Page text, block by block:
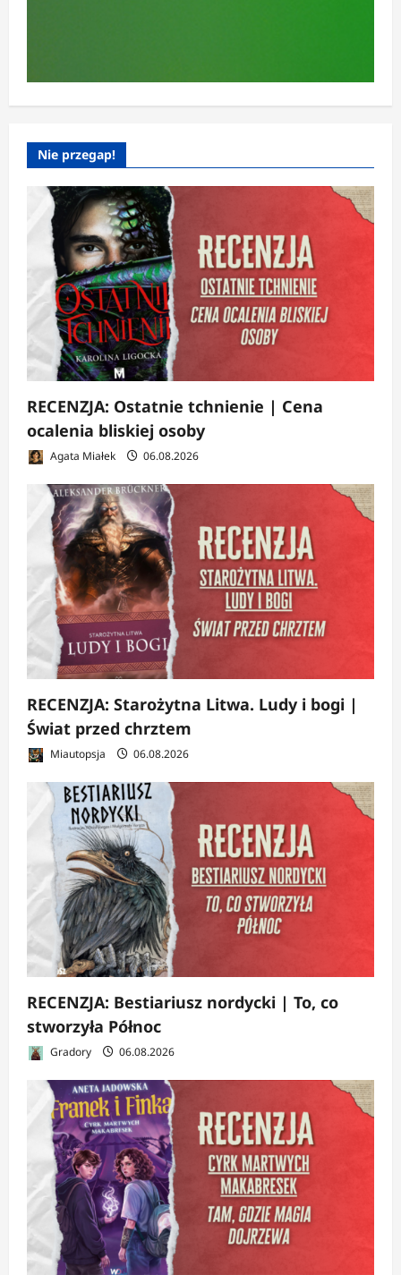
Nie przegap!
RECENZJA: Ostatnie tchnienie | Cena
ocalenia bliskiej osoby
Agata Miałek 06.08.2026
RECENZJA: Starożytna Litwa. Ludy i bogi |
Świat przed chrztem
Miautopsja 06.08.2026
RECENZJA: Bestiariusz nordycki | To, co
stworzyła Północ
Gradory 06.08.2026